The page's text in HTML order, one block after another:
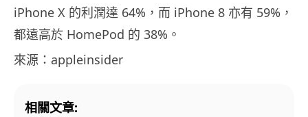
iPhone X 的利潤達 64%，而 iPhone 8 亦有 59%，
都遠高於 HomePod 的 38%。
來源：appleinsider
相關文章: